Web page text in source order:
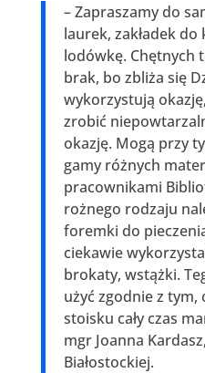
– Zapraszamy do
laurek, zakładek
lodówkę. Chętnych
brak, bo zbliża się
wykorzystują
zrobić
okazję. Mogą przy
gamy różnych
pracownikami
rożnego rodzaju
foremki do
ciekawie
brokaty, wstążki.
użyć zgodnie z tym,
stoisku cały czas
mgr Joanna
Białostockiej.